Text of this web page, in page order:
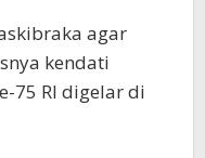
agar
kendati
75 RI digelar di